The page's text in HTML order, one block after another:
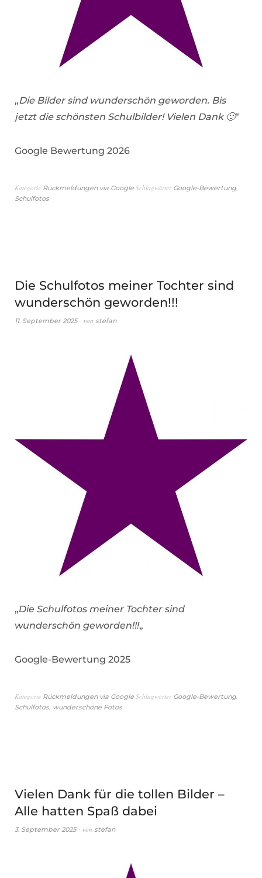
„Die Bilder sind wunderschön geworden. Bis
jetzt die schönsten Schulbilder! Vielen Dank 🙂“
Google Bewertung 2026
Kategorie Rückmeldungen via Google Schlagwörter Google-Bewertung
Schulfotos
Die Schulfotos meiner Tochter sind
wunderschön geworden!!!
11. September 2025 von stefan
„Die Schulfotos meiner Tochter sind
wunderschön geworden!!!„
Google-Bewertung 2025
Kategorie Rückmeldungen via Google Schlagwörter Google-Bewertung
Schulfotos wunderschöne Fotos
Vielen Dank für die tollen Bilder –
Alle hatten Spaß dabei
3. September 2025 von stefan